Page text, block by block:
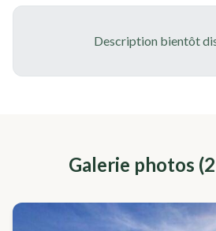
Description bientôt
Galerie photos (2